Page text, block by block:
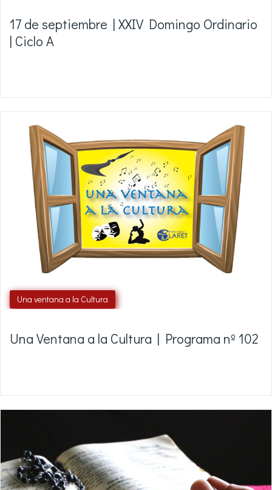
17 de septiembre | XXIV Domingo Ordinario
| Ciclo A
Una ventana a la Cultura
Una Ventana a la Cultura | Programa nº 102